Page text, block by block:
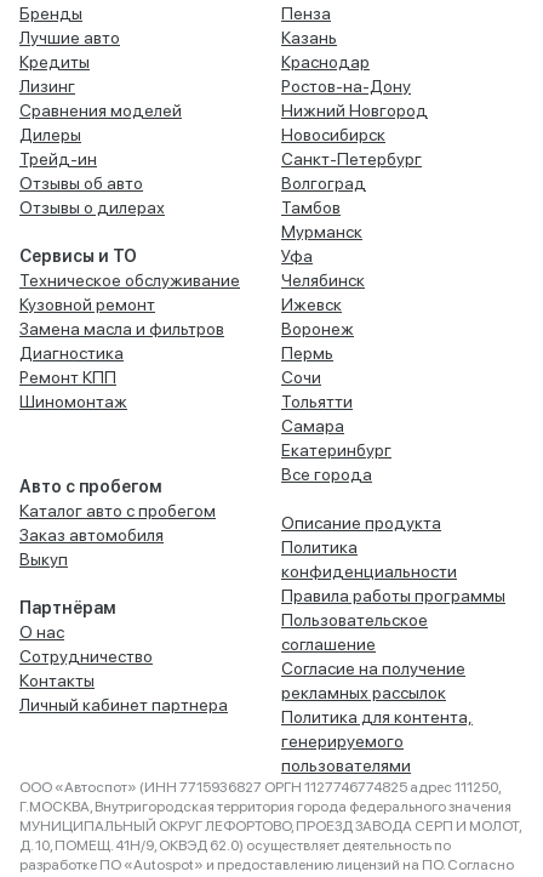
Бренды
Лучшие авто
Кредиты
Лизинг
Сравнения моделей
Дилеры
Трейд-ин
Отзывы об авто
Отзывы о дилерах
Сервисы и ТО
Техническое обслуживание
Кузовной ремонт
Замена масла и фильтров
Диагностика
Ремонт КПП
Шиномонтаж
Авто с пробегом
Каталог авто с пробегом
Заказ автомобиля
Выкуп
Партнёрам
О нас
Сотрудничество
Контакты
Личный кабинет партнера
Пенза
Казань
Краснодар
Ростов-на-Дону
Нижний Новгород
Новосибирск
Санкт-Петербург
Волгоград
Тамбов
Мурманск
Уфа
Челябинск
Ижевск
Воронеж
Пермь
Сочи
Тольятти
Самара
Екатеринбург
Все города
Описание продукта
Политика
конфиденциальности
Правила работы программы
Пользовательское
соглашение
Согласие на получение
рекламных рассылок
Политика для контента,
генерируемого
пользователями
ООО «Автоспот» (ИНН 7715936827 ОРГН 1127746774825 адрес 111250,
Г.МОСКВА, Внутригородская территория города федерального значения
МУНИЦИПАЛЬНЫЙ ОКРУГ ЛЕФОРТОВО, ПРОЕЗД ЗАВОДА СЕРП И МОЛОТ,
Д. 10, ПОМЕЩ. 41Н/9, ОКВЭД 62.0) осуществляет деятельность по
разработке ПО «Autospot» и предоставлению лицензий на ПО. Согласно